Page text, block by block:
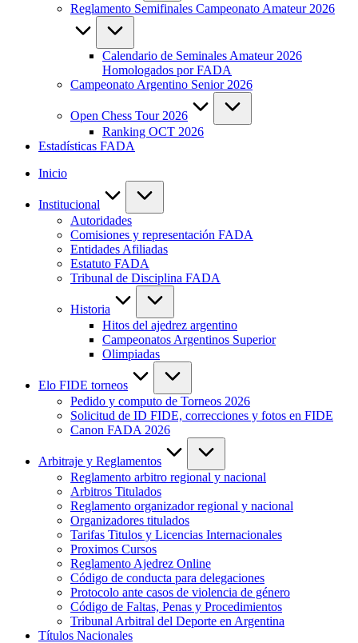
Reglamento Semifinales Campeonato Amateur 2026
Calendario de Seminales Amateur 2026
Homologados por FADA
Campeonato Argentino Senior 2026
Open Chess Tour 2026
Ranking OCT 2026
Estadísticas FADA
Inicio
Institucional
Autoridades
Comisiones y representación FADA
Entidades Afiliadas
Estatuto FADA
Tribunal de Disciplina FADA
Historia
Hitos del ajedrez argentino
Campeonatos Argentinos Superior
Olimpiadas
Elo FIDE torneos
Pedido y computo de Torneos 2026
Solicitud de ID FIDE, correcciones y fotos en FIDE
Canon FADA 2026
Arbitraje y Reglamentos
Reglamento arbitro regional y nacional
Arbitros Titulados
Reglamento organizador regional y nacional
Organizadores titulados
Tarifas Titulos y Licencias Internacionales
Proximos Cursos
Reglamento Ajedrez Online
Código de conducta para delegaciones
Protocolo ante casos de violencia de género
Código de Faltas, Penas y Procedimientos
Tribunal Arbitral del Deporte en Argentina
Títulos Nacionales